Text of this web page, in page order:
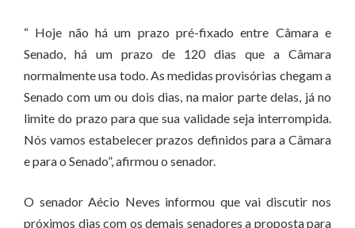
“ Hoje não há um prazo pré-fixado entre Câmara e
Senado, há um prazo de 120 dias que a Câmara
normalmente usa todo. As medidas provisórias chegam a
Senado com um ou dois dias, na maior parte delas, já no
limite do prazo para que sua validade seja interrompida.
Nós vamos estabelecer prazos definidos para a Câmara
e para o Senado”, afirmou o senador.
O senador Aécio Neves informou que vai discutir nos
próximos dias com os demais senadores a proposta para